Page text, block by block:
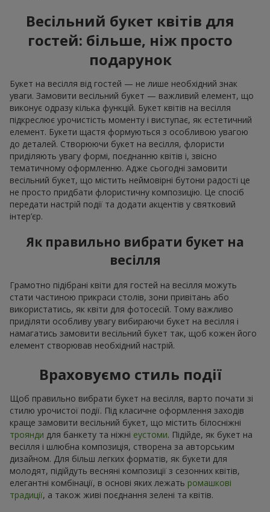
Весільний букет квітів для
гостей: більше, ніж просто
подарунок
Букет на весілля від гостей — не лише необхідний знак
уваги. Замовити весільний букет — важливий елемент, що
виконує одразу кілька функцій. Букет квітів на весілля
підкреслює урочистість моменту і виступає, як естетичний
елемент. Букети щастя формуються з особливою увагою
до деталей. Створюючи букет на весілля, флористи
приділяють увагу формі, поєднанню квітів і, звісно
тематичному оформленню. Адже сьогодні замовити
весільний букет, що містить неймовірні бутони радості це
не просто придбати флористичну композицію. Це спосіб
передати настрій події та додати акцентів у святковий
інтер’єр.
Як правильно вибрати букет на
весілля
Грамотно підібрані квіти для гостей на весілля можуть
стати частиною прикраси столів, зони привітань або
використатись, як квіти для фотосесій. Тому важливо
приділяти особливу увагу вибираючи букет на весілля і
намагатись замовити весільний букет так, щоб кожен його
елемент створював необхідний настрій.
Враховуємо стиль події
Щоб правильно вибрати букет на весілля, варто почати зі
стилю урочистої події. Під класичне оформлення заходів
краще замовити весільний букет, що містить білосніжні
троянди для банкету та ніжні еустоми. Підійде, як букет на
весілля і шлюбна композиція, створена за авторським
дизайном. Для більш легких форматів, як букети для
молодят, підійдуть весняні композиції з сезонних квітів,
елегантні комбінації, в основі яких лежать ромашкові
традиції, а також живі поєднання зелені та квітів.